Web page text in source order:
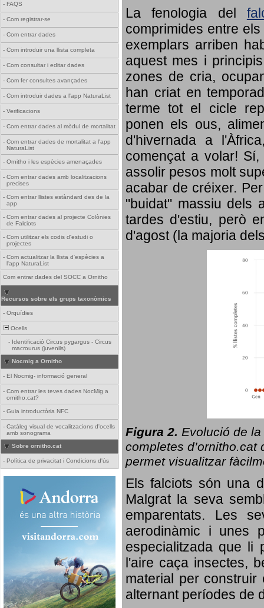
- FAQS
- Com registrar-se
- Com entrar dades
- Com introduir una llista completa
- Com consultar i editar dades
- Com fer consultes avançades
- Com introduir dades a l'app NaturaList
- Verificacions
- Com entrar dades al mòdul de mortalitat
- Com entrar dades de mortalitat a l'app
NaturaList
- Ornitho i les espècies amenaçades
- Com entrar dades amb localitzacions
precises
- Com entrar llistes estàndard des de la
app
- Com entrar dades al projecte Colònies
de Falciots
- Com utilitzar els codis d'estudi o
projectes
- Com actualitzar la llista d'espècies a
l'app NaturaList
Com entrar dades del SOCC a Ornitho
Recursos sobre els grups taxonòmics
- Orquídies
Ocells
- Identificació Circus pygargus - Circus
macrourus (juvenils)
Nocmig a Ornitho
- El Nocmig- informació general
- Com entrar les teves dades NocMig a
ornitho.cat?
- Guia introductòria NFC
- Catàleg visual de vocalitzacions d'ocells
amb sonograma
Sobre ornitho.cat
- Política de privacitat i Condicions d'ús
La fenologia del
comprimides entre
exemplars arriben
aquest mes i
zones de cria,
han criat en
terme tot el cicle
ponen els ous,
d'hivernada a
començat a volar!
assolir pesos molt
acabar de créixer.
"buidat" massiu dels
tardes d'estiu, però
d'agost (la majoria
Figura 2. Evolució de la
completes d’ornitho.cat
permet visualitzar
Els falciots són una
Malgrat la seva
emparentats. Les
aerodinàmic i unes
especialitzada que li
l'aire caça insectes,
material per
alternant períodes de